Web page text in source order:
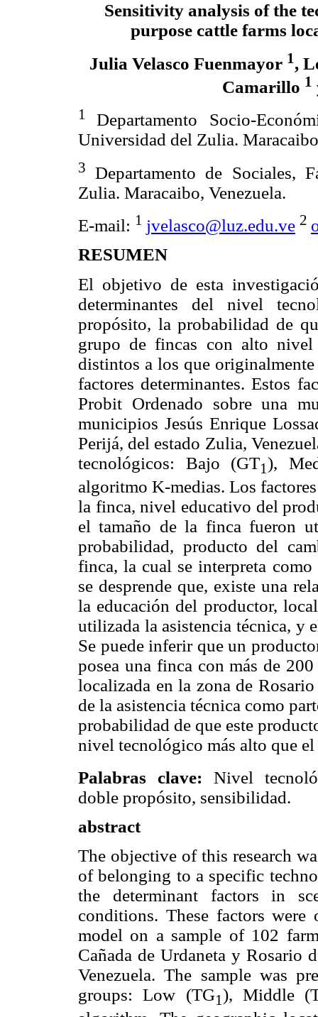
Sensitivity analysis of the
purpose cattle farms
Julia Velasco Fuenmayor 1,
Camarillo 1
1Departamento Socio-
Universidad del Zulia.
3 Departamento de Sociales,
Zulia. Maracaibo, Venezuela.
E-mail: 1 jvelasco@luz.edu.ve 2
RESUMEN
El objetivo de esta
determinantes del nivel
propósito, la probabilidad de
grupo de fincas con alto nivel
distintos a los que
factores determinantes. Estos
Probit Ordenado sobre una
municipios Jesús Enrique
Perijá, del estado Zulia,
tecnológicos: Bajo (GT1),
algoritmo K-medias. Los
la finca, nivel educativo del
el tamaño de la finca fueron
probabilidad, producto del
finca, la cual se interpreta
se desprende que, existe una
la educación del productor,
utilizada la asistencia técnica, y
Se puede inferir que un
posea una finca con más de
localizada en la zona de
de la asistencia técnica como
probabilidad de que este
nivel tecnológico más alto que
Palabras clave: Nivel
doble propósito, sensibilidad.
abstract
The objective of this research
of belonging to a specific
the determinant factors in
conditions. These factors
model on a sample of 102
Cañada de Urdaneta y Rosario
Venezuela. The sample was
groups: Low (TG1), Middle